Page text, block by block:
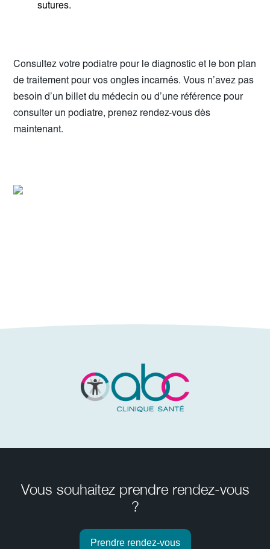
sutures.
Consultez votre podiatre pour le diagnostic et le bon plan
de traitement pour vos ongles incarnés. Vous n’avez pas
besoin d’un billet du médecin ou d’une référence pour
consulter un podiatre, prenez rendez-vous dès
maintenant.
Vous souhaitez prendre rendez-vous
?
Prendre rendez-vous